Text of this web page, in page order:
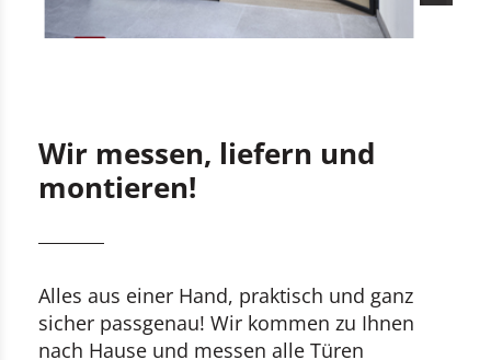
Wir messen, liefern und
montieren!
Alles aus einer Hand, praktisch und ganz
sicher passgenau! Wir kommen zu Ihnen
nach Hause und messen alle Türen